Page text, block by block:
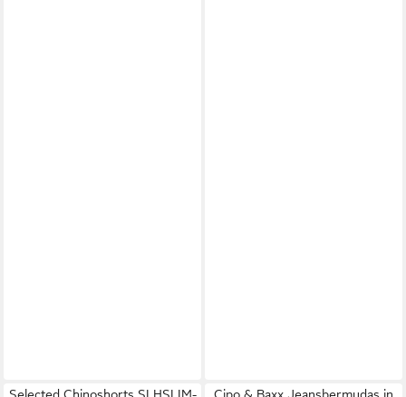
Selected Chinoshorts SLHSLIM-
Cipo & Baxx Jeansbermudas in